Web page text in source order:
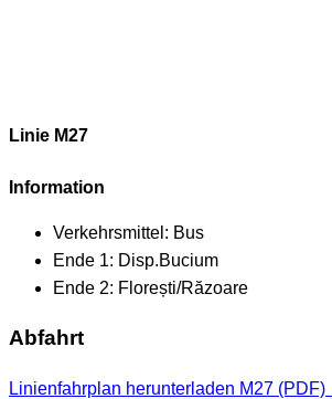
Linie M27
Information
Verkehrsmittel: Bus
Ende 1: Disp.Bucium
Ende 2: Florești/Răzoare
Abfahrt
Linienfahrplan herunterladen M27 (PDF)